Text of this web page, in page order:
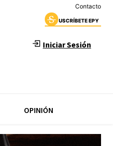
Contacto
USCRÍBETE EPY
Iniciar Sesión
OPINIÓN